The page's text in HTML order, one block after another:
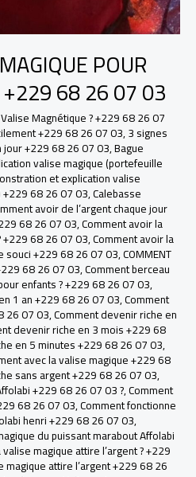
POUR
+229 68 26 07 03
Magnétique ? +229 68 26 07
+229 68 26 07 03,3 signes
+229 68 26 07 03,Bague
valise magique (portefeuille
et explication valise
68 26 07 03,Calebasse
avoir de l’argent chaque jour
68 26 07 03,Comment avoir la
+229 68 26 07 03,Comment avoir la
souci +229 68 26 07 03,COMMENT
68 26 07 03,Comment berceau
enfants ? +229 68 26 07 03,
1 an +229 68 26 07 03,Comment
26 07 03,Comment devenir riche en
devenir riche en 3 mois +229 68
en 5 minutes +229 68 26 07 03,
avec la valise magique +229 68
sans argent +229 68 26 07 03,
+229 68 26 07 03 ?,Comment
68 26 07 03,Comment fonctionne
henri +229 68 26 07 03,
du puissant marabout Affolabi
magique attire l’argent ? +229
magique attire l’argent +229 68 26